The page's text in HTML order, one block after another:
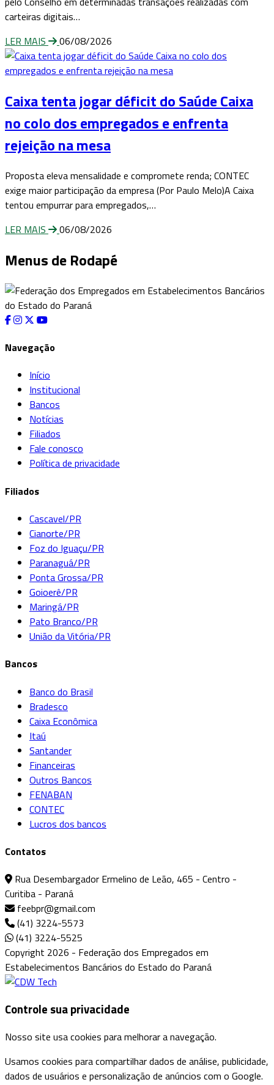
carteiras digitais…
LER MAIS
06/08/2026
Caixa tenta jogar déficit do Saúde Caixa
no colo dos empregados e enfrenta
rejeição na mesa
Proposta eleva mensalidade e compromete renda; CONTEC
exige maior participação da empresa (Por Paulo Melo)A Caixa
tentou empurrar para empregados,…
LER MAIS
06/08/2026
Menus de Rodapé
Navegação
Início
Institucional
Bancos
Notícias
Filiados
Fale conosco
Política de privacidade
Filiados
Cascavel/PR
Cianorte/PR
Foz do Iguaçu/PR
Paranaguá/PR
Ponta Grossa/PR
Goioerê/PR
Maringá/PR
Pato Branco/PR
União da Vitória/PR
Bancos
Banco do Brasil
Bradesco
Caixa Econômica
Itaú
Santander
Financeiras
Outros Bancos
FENABAN
CONTEC
Lucros dos bancos
Contatos
Rua Desembargador Ermelino de Leão, 465 - Centro -
Curitiba - Paraná
feebpr@gmail.com
(41) 3224-5573
(41) 3224-5525
Copyright 2026 - Federação dos Empregados em
Estabelecimentos Bancários do Estado do Paraná
Controle sua privacidade
Nosso site usa cookies para melhorar a navegação.
Usamos cookies para compartilhar dados de análise, publicidade,
dados de usuários e personalização de anúncios com o Google.